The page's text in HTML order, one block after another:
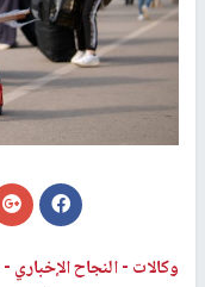
وكالات -النجاح الإخباري -